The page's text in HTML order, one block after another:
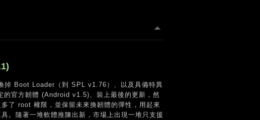
掉 Boot Loader（到 SPL v1.76）、以及具備特異
官方韌體 (Android v1.5)、裝上最後的更新，然
了 root 權限，並保留未來換韌體的彈性，用起來
。隨著一堆軟體推陳出新，市場上出現一堆只支援